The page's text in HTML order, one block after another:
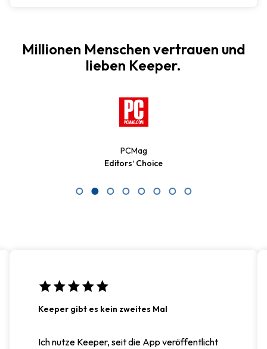
Millionen Menschen vertrauen und
lieben Keeper.
PCMag
Editors‘ Choice
Keeper gibt es kein zweites Mal
Ich nutze Keeper, seit die App veröffentlicht